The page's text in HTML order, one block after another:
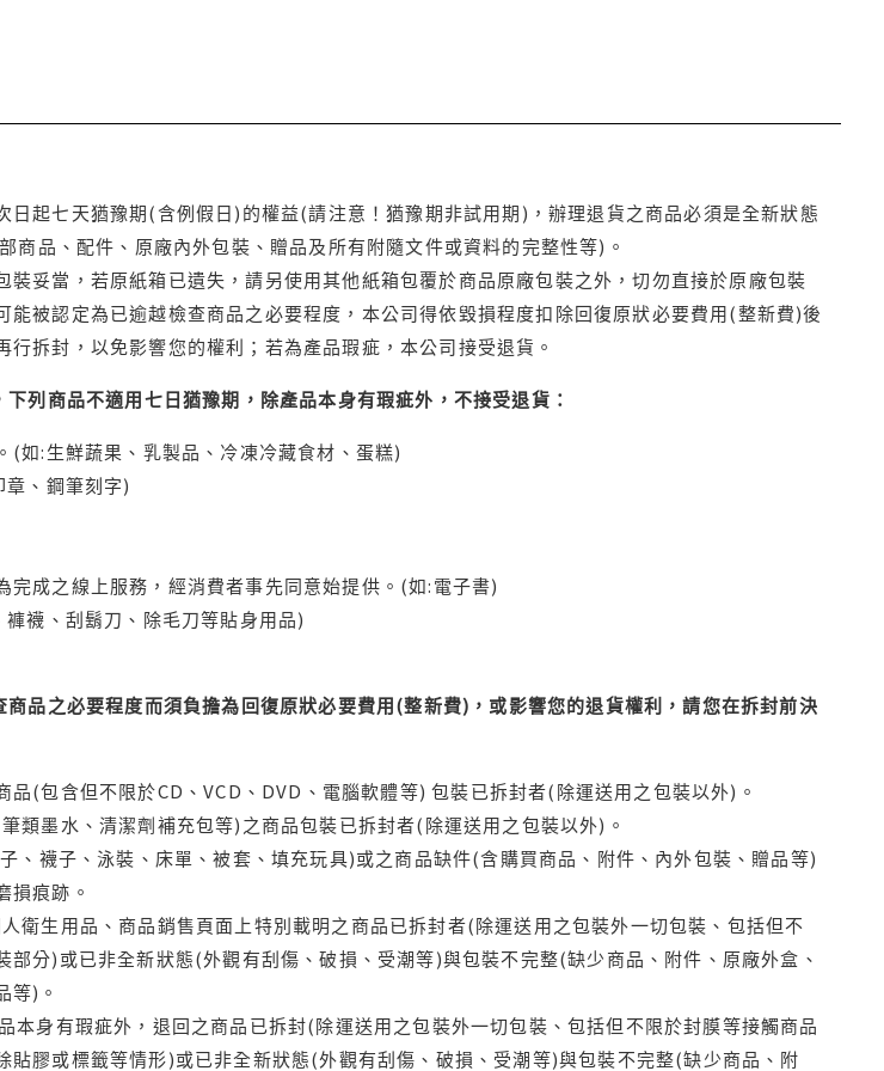
日起七天猶豫期(含例假日)的權益(請注意！猶豫期非試用期)，辦理退貨之商品必須是全新狀態
商品、配件、原廠內外包裝、贈品及所有附隨文件或資料的完整性等)。
妥當，若原紙箱已遺失，請另使用其他紙箱包覆於商品原廠包裝之外，切勿直接於原廠包裝
能被認定為已逾越檢查商品之必要程度，本公司得依毀損程度扣除回復原狀必要費用(整新費)後
拆封，以免影響您的權利；若為產品瑕疵，本公司接受退貨。
列商品不適用七日猶豫期，除產品本身有瑕疵外，不接受退貨：
如:生鮮蔬果、乳製品、冷凍冷藏食材、蛋糕)
、鋼筆刻字)
成之線上服務，經消費者事先同意始提供。(如:電子書)
襪、刮鬍刀、除毛刀等貼身用品)
品之必要程度而須負擔為回復原狀必要費用(整新費)，或影響您的退貨權利，請您在拆封前決
(包含但不限於CD、VCD、DVD、電腦軟體等) 包裝已拆封者(除運送用之包裝以外)。
類墨水、清潔劑補充包等)之商品包裝已拆封者(除運送用之包裝以外)。
、襪子、泳裝、床單、被套、填充玩具)或之商品缺件(含購買商品、附件、內外包裝、贈品等)
損痕跡。
衛生用品、商品銷售頁面上特別載明之商品已拆封者(除運送用之包裝外一切包裝、包括但不
部分)或已非全新狀態(外觀有刮傷、破損、受潮等)與包裝不完整(缺少商品、附件、原廠外盒、
等)。
本身有瑕疵外，退回之商品已拆封(除運送用之包裝外一切包裝、包括但不限於封膜等接觸商品
貼膠或標籤等情形)或已非全新狀態(外觀有刮傷、破損、受潮等)與包裝不完整(缺少商品、附